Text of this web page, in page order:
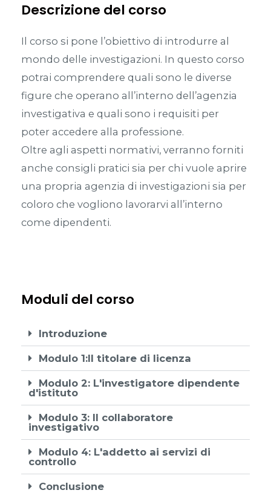
Descrizione del corso
Il corso si pone l’obiettivo di introdurre al
mondo delle investigazioni. In questo corso
potrai comprendere quali sono le diverse
figure che operano all’interno dell’agenzia
investigativa e quali sono i requisiti per
poter accedere alla professione.
Oltre agli aspetti normativi, verranno forniti
anche consigli pratici sia per chi vuole aprire
una propria agenzia di investigazioni sia per
coloro che vogliono lavorarvi all’interno
come dipendenti.
Moduli del corso
Introduzione
Modulo 1:Il titolare di licenza
Modulo 2: L'investigatore dipendente
d'istituto
Modulo 3: Il collaboratore
investigativo
Modulo 4: L'addetto ai servizi di
controllo
Conclusione